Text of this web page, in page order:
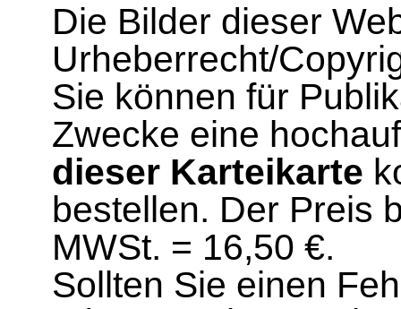
Die Bilder dieser
Urheberrecht/
Sie können für
Zwecke eine
dieser Karteikarte
bestellen. Der Preis
MWSt. = 16,50 €.
Sollten Sie einen